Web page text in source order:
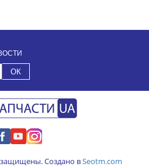
защищены. Создано вSeotm.com